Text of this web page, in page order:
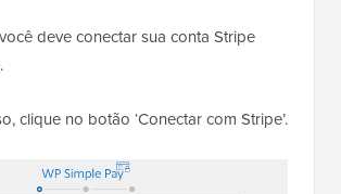
deve conectar sua conta Stripe
clique no botão ‘Conectar com Stripe’.